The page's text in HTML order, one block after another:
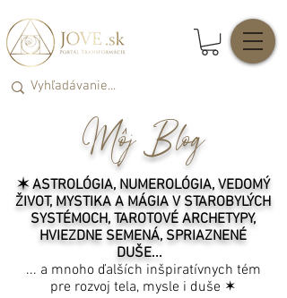
Môj Blog
✶ ASTROLÓGIA, NUMEROLÓGIA, VEDOMÝ
ŽIVOT, MYSTIKA A MÁGIA V STAROBYLÝCH
SYSTÉMOCH, TAROTOVÉ ARCHETYPY,
HVIEZDNE SEMENÁ, SPRIAZNENÉ
DUŠE...
... a mnoho ďalších inšpiratívnych tém
pre rozvoj tela, mysle i duše ✶